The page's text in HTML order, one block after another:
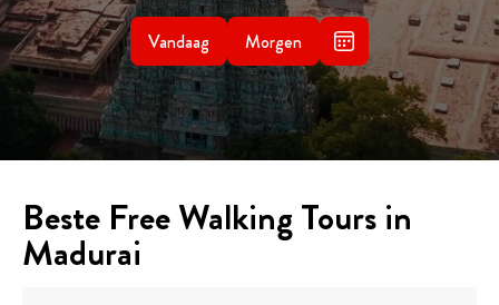
Vandaag Morgen
Beste Free Walking Tours in
Madurai